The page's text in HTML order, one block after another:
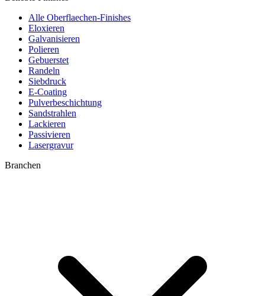
Alle Oberflaechen-Finishes
Eloxieren
Galvanisieren
Polieren
Gebuerstet
Randeln
Siebdruck
E-Coating
Pulverbeschichtung
Sandstrahlen
Lackieren
Passivieren
Lasergravur
Branchen